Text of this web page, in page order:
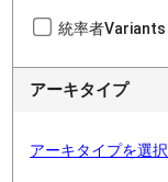
統率者Variants
アーキタイプ
アーキタイプを選択